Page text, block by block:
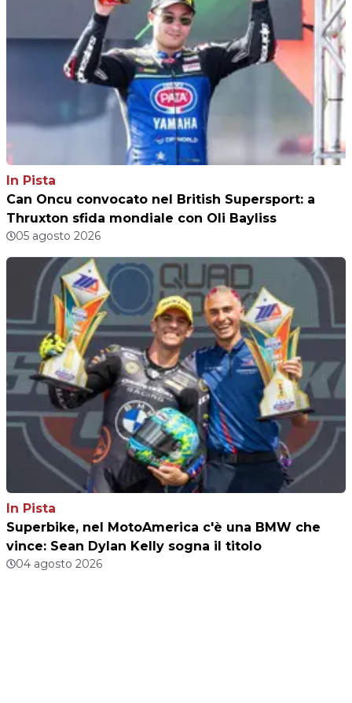
In Pista
Can Oncu convocato nel British Supersport: a
Thruxton sfida mondiale con Oli Bayliss
05 agosto 2026
In Pista
Superbike, nel MotoAmerica c'è una BMW che
vince: Sean Dylan Kelly sogna il titolo
04 agosto 2026